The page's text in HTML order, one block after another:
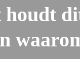
houdt